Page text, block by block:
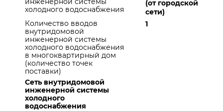
холодного водоснабжения
(от городской
сети)
Количество вводов
внутридомовой
инженерной системы
холодного водоснабжения
в многоквартирный дом
(количество точек
поставки)
1
Сеть внутридомовой
инженерной системы
холодного
водоснабжения